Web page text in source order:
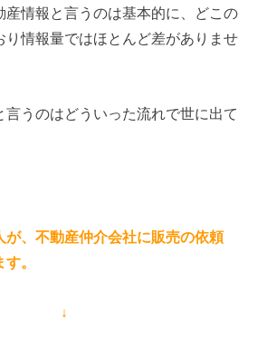
産情報と言うのは基本的に、どこの
り情報量ではほとんど差がありませ
言うのはどういった流れで世に出て
、不動産仲介会社に販売の依頼
。
↓